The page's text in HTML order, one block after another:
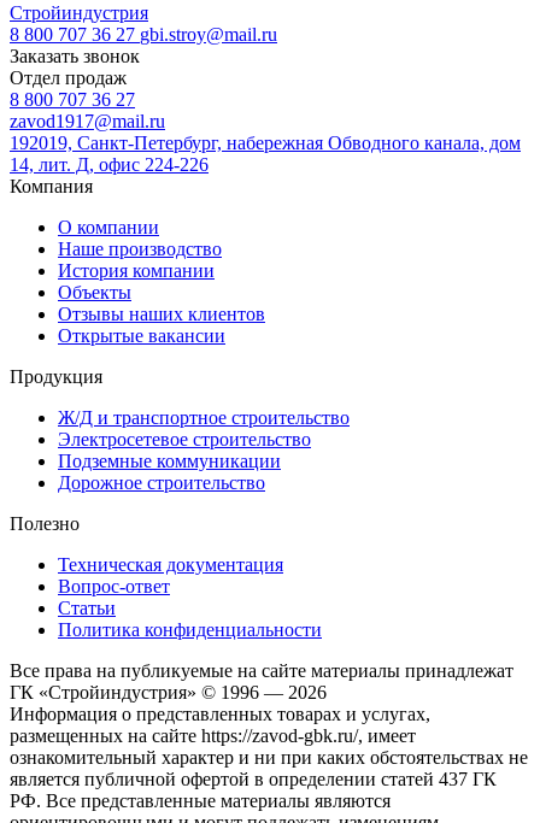
Стройиндустрия
8 800 707 36 27 gbi.stroy@mail.ru
Заказать звонок
Отдел продаж
8 800 707 36 27
zavod1917@mail.ru
192019, Санкт-Петербург, набережная Обводного канала, дом
14, лит. Д, офис 224-226
Компания
О компании
Наше производство
История компании
Объекты
Отзывы наших клиентов
Открытые вакансии
Продукция
Ж/Д и транспортное строительство
Электросетевое строительство
Подземные коммуникации
Дорожное строительство
Полезно
Техническая документация
Вопрос-ответ
Статьи
Политика конфиденциальности
Все права на публикуемые на сайте материалы принадлежат
ГК «Стройиндустрия» © 1996 — 2026
Информация о представленных товарах и услугах,
размещенных на сайте https://zavod-gbk.ru/, имеет
ознакомительный характер и ни при каких обстоятельствах не
является публичной офертой в определении статей 437 ГК
РФ. Все представленные материалы являются